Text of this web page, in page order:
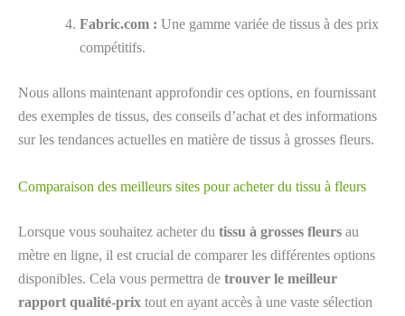
Fabric.com : Une gamme variée de tissus à des prix
compétitifs.
Nous allons maintenant approfondir ces options, en fournissant
des exemples de tissus, des conseils d’achat et des informations
sur les tendances actuelles en matière de tissus à grosses fleurs.
Comparaison des meilleurs sites pour acheter du tissu à fleurs
Lorsque vous souhaitez acheter du tissu à grosses fleurs au
mètre en ligne, il est crucial de comparer les différentes options
disponibles. Cela vous permettra de trouver le meilleur
rapport qualité-prix tout en ayant accès à une vaste sélection